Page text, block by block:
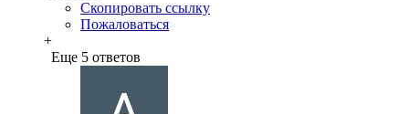
Скопировать ссылку
Пожаловаться
+
Еще 5 ответов